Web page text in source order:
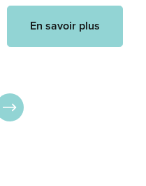
En savoir plus